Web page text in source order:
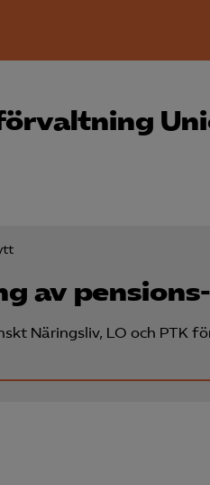
av
Näringsliv, LO och